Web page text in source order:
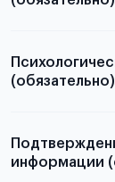
Подробная
(обязательно)
Подробная
информации